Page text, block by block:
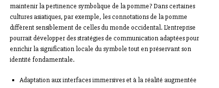
maintenir la pertinence symbolique de la pomme? Dans certaines
cultures asiatiques, par exemple, les connotations de la pomme
diffèrent sensiblement de celles du monde occidental. L’entreprise
pourrait développer des stratégies de communication adaptées pour
enrichir la signification locale du symbole tout en préservant son
identité fondamentale.
Adaptation aux interfaces immersives et à la réalité augmentée